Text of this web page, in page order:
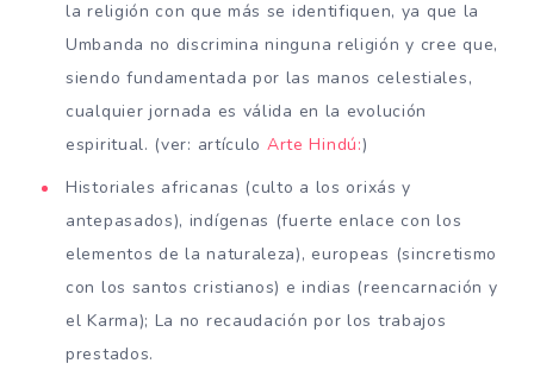
la religión con que más se identifiquen, ya que la
Umbanda no discrimina ninguna religión y cree que,
siendo fundamentada por las manos celestiales,
cualquier jornada es válida en la evolución
espiritual. (ver: artículo Arte Hindú:)
Historiales africanas (culto a los orixás y
antepasados), indígenas (fuerte enlace con los
elementos de la naturaleza), europeas (sincretismo
con los santos cristianos) e indias (reencarnación y
el Karma); La no recaudación por los trabajos
prestados.